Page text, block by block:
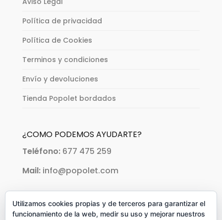
Política de privacidad
Política de Cookies
Terminos y condiciones
Envío y devoluciones
Tienda Popolet bordados
¿COMO PODEMOS AYUDARTE?
Teléfono:677 475 259
Mail:info@popolet.com
PAGOS ACEPTADOS:
Utilizamos cookies propias y de terceros para garantizar el
funcionamiento de la web, medir su uso y mejorar nuestros